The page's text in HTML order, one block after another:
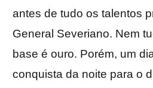
antes de tudo os talentos
General Severiano. Nem
base é ouro. Porém, um
conquista da noite para o